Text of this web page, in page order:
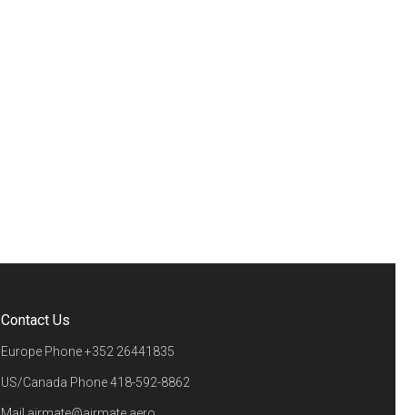
Contact Us
Europe Phone+352 26441835
US/Canada Phone418-592-8862